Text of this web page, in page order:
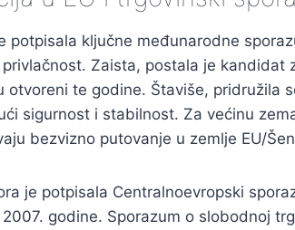
potpisala ključne međunarodne
Zaista, postala je kandidat
otvoreni te godine. Štaviše, pridružila
sigurnost i stabilnost. Za većinu
bezvizno putovanje u zemlje EU/
je potpisala Centralnoevropski
godine. Sporazum o slobodnoj